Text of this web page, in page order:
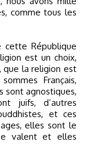
comme tous les
cette République
est un choix,
que la religion est
Français,
sont agnostiques,
juifs, d’autres
et ces
elles sont le
valent et elles